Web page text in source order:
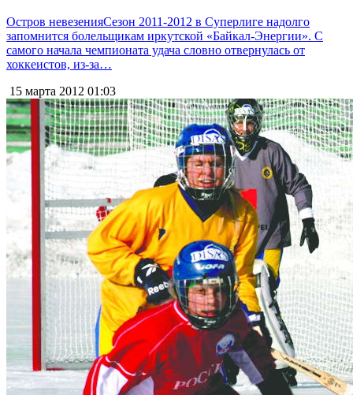
Остров невезенияСезон 2011-2012 в Суперлиге надолго
запомнится болельщикам иркутской «Байкал-Энергии». С
самого начала чемпионата удача словно отвернулась от
хоккеистов, из-за…
15 марта 2012 01:03